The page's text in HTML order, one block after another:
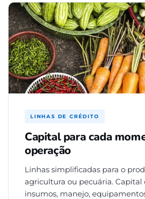
LINHAS DE CRÉDITO
Capital para cada
operação
Linhas simplificadas para o
agricultura ou pecuária. Capital
insumos, manejo,